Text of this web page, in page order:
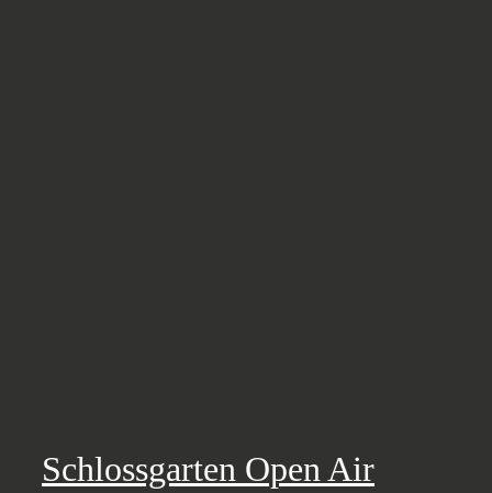
Schlossgarten Open Air